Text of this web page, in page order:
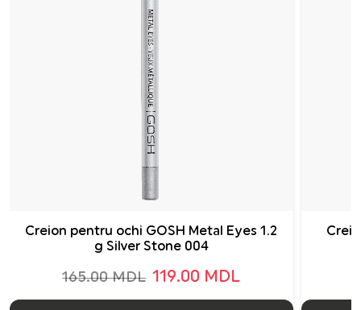
Creion pentru ochi GOSH Metal Eyes 1.2
g Silver Stone 004
165.00 MDL 119.00 MDL